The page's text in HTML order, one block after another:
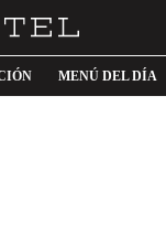
MENÚ DEL DÍA